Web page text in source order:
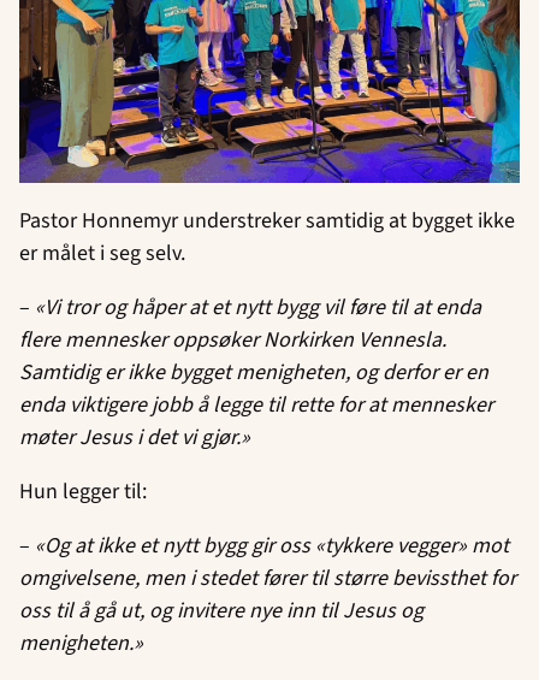
Pastor Honnemyr understreker samtidig at bygget ikke
er målet i seg selv.
– «Vi tror og håper at et nytt bygg vil føre til at enda
flere mennesker oppsøker Norkirken Vennesla.
Samtidig er ikke bygget menigheten, og derfor er en
enda viktigere jobb å legge til rette for at mennesker
møter Jesus i det vi gjør.»
Hun legger til:
– «Og at ikke et nytt bygg gir oss «tykkere vegger» mot
omgivelsene, men i stedet fører til større bevissthet for
oss til å gå ut, og invitere nye inn til Jesus og
menigheten.»